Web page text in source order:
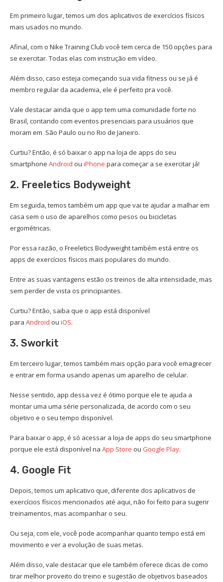
Em primeiro lugar, temos um dos aplicativos de exercícios físicos
mais usados no mundo.
Afinal, com o Nike Training Club você tem cerca de 150 opções para
se exercitar. Todas elas com instrução em vídeo.
Além disso, caso esteja começando sua vida fitness ou se já é
membro regular da academia, ele é perfeito pra você.
Vale destacar ainda que o app tem uma comunidade forte no
Brasil, contando com eventos presenciais para usuários que
moram em São Paulo ou no Rio de Janeiro.
Curtiu? Então, é só baixar o app na loja de apps do seu
smartphone Android ou iPhone para começar a se exercitar já!
2. Freeletics Bodyweight
Em seguida, temos também um app que vai te ajudar a malhar em
casa sem o uso de aparelhos como pesos ou bicicletas
ergométricas.
Por essa razão, o Freeletics Bodyweight também está entre os
apps de exercícios físicos mais populares do mundo.
Entre as suas vantagens estão os treinos de alta intensidade, mas
sem perder de vista os principiantes.
Curtiu? Então, saiba que o app está disponível
para Android ou iOS.
3. Sworkit
Em terceiro lugar, temos também mais opção para você emagrecer
e entrar em forma usando apenas um aparelho de celular.
Nesse sentido, app dessa vez é ótimo porque ele te ajuda a
montar uma uma série personalizada, de acordo com o seu
objetivo e o seu tempo disponível.
Para baixar o app, é só acessar a loja de apps do seu smartphone
porque ele está disponível na App Store ou Google Play.
4. Google Fit
Depois, temos um aplicativo que, diferente dos aplicativos de
exercícios físicos mencionados até aqui, não foi feito para sugerir
treinamentos, mas acompanhar o seu.
Ou seja, com ele, você pode acompanhar quanto tempo está em
movimento e ver a evolução de suas metas.
Além disso, vale destacar que ele também oferece dicas de como
tirar melhor proveito do treino e sugestão de objetivos baseados